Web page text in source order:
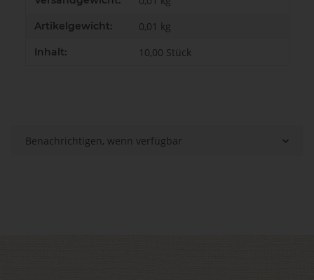
Artikelgewicht: 0,01 kg
Inhalt: 10,00 Stück
Benachrichtigen, wenn verfügbar